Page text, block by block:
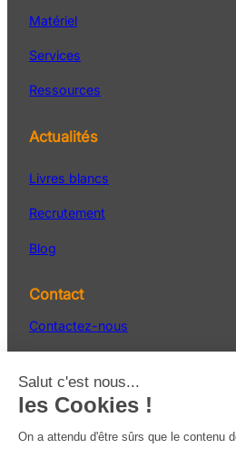
Matériel
Services
Ressources
Actualités
Livres blancs
Recrutement
Blog
Contact
Contactez-nous
S’inscrire à la newsletter